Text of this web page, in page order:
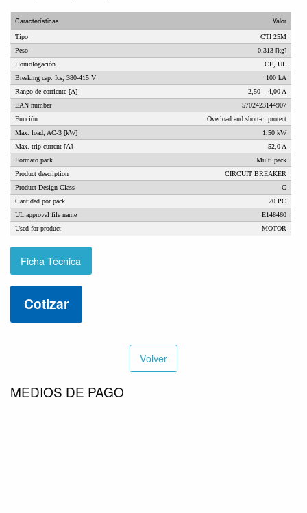
Características Valor
Tipo
CTI 25M
Peso
0.313 [kg]
Homologación
CE, UL
Breaking cap. Ics, 380-415 V
100 kA
Rango de corriente [A]
2,50 – 4,00 A
EAN number
5702423144907
Función
Overload and short-c. protect
Max. load, AC-3 [kW]
1,50 kW
Max. trip current [A]
52,0 A
Formato pack
Multi pack
Product description
CIRCUIT BREAKER
Product Design Class
C
Cantidad por pack
20 PC
UL approval file name
E148460
Used for product
MOTOR
Ficha Técnica
Cotizar
Volver
MEDIOS DE PAGO